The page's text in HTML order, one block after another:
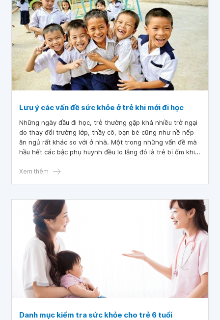
Lưu ý các vấn đề sức khỏe ở trẻ khi mới đi học
Những ngày đầu đi học, trẻ thường gặp khá nhiều trở ngại
do thay đổi trường lớp, thầy cô, bạn bè cũng như nề nếp
ăn ngủ rất khác so với ở nhà. Một trong những vấn đề mà
hầu hết các bậc phụ huynh đều lo lắng đó là trẻ bị ốm khi
chuẩn bị các cách phòng ngừa đối với các bệnh bệnh mùa
Xem thêm
Danh mục kiểm tra sức khỏe cho trẻ 6 tuổi